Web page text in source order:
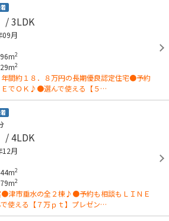
/ 3LDK
09月
2
2
間約１８．８万円の長期優良認定住宅●予約
ＥでＯＫ♪●選んで使える【５…
/ 4LDK
12月
2
2
津市垂水の全２棟♪●予約も相談もＬＩＮＥ
使える【７万ｐｔ】プレゼン…